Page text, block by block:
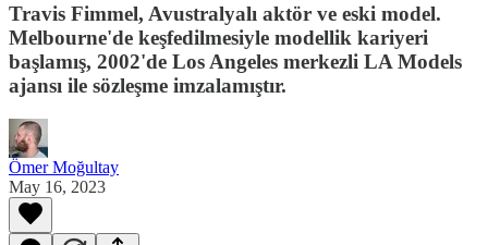
Travis Fimmel, Avustralyalı aktör ve eski model.
Melbourne'de keşfedilmesiyle modellik kariyeri
başlamış, 2002'de Los Angeles merkezli LA Models
ajansı ile sözleşme imzalamıştır.
Ömer Moğultay
May 16, 2023